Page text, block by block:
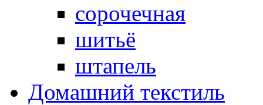
сорочечная
шитьё
штапель
Домашний текстиль